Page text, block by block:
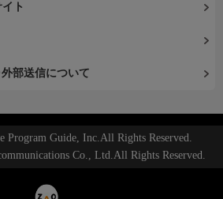
ト
部送信について
Program Guide, Inc.All Rights Reserved.
Co., Ltd.All Rights Reserved.